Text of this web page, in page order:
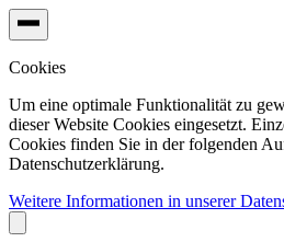
Cookies
Um eine optimale Funktionalität zu
dieser Website Cookies eingesetzt.
Cookies finden Sie in der folgenden
Datenschutzerklärung.
Weitere Informationen in unserer